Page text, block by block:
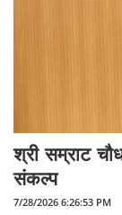
श्री सम्राट
संकल्प
7/28/2026 6:26:53 PM